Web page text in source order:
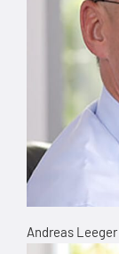
Andreas